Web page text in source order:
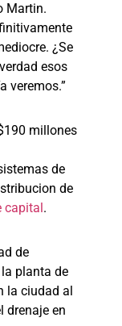
Martin.
¿Se
esos
veremos.”
millones
de
de
capital .
de
planta de
la ciudad al
drenaje en